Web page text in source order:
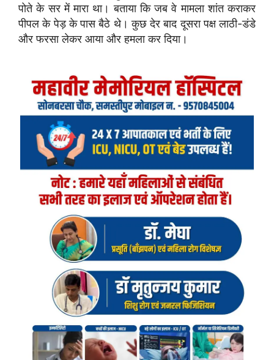
पोते के सर में मारा था। बताया कि जब वे मामला शांत कराकर
पीपल के पेड़ के पास बैठे थे। कुछ देर बाद दूसरा पक्ष लाठी-डंडे
और फरसा लेकर आया और हमला कर दिया।